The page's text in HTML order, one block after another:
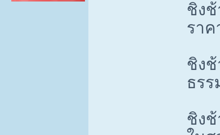
ชิง
ราค
ชิง
ธร
ชิง